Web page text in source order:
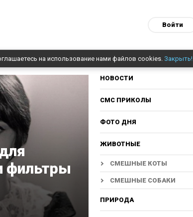
Войти
на использование нами файлов cookies. Закрыть!
фильтры
НОВОСТИ
СМС ПРИКОЛЫ
ФОТО ДНЯ
ЖИВОТНЫЕ
СМЕШНЫЕ КОТЫ
СМЕШНЫЕ СОБАКИ
ПРИРОДА